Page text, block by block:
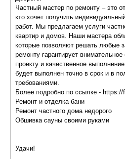
Частный мастер по ремонту – это
кто хочет получить
работ. Мы предлагаем услуги
квартир и домов. Наши мастера
которые позволяют решать любые
ремонту гарантирует
проекту и качественное
будет выполнен точно в срок и в
требованиями.
Более подробно по ссылке - https://
Ремонт и отделка бани
Ремонт частного дома недорого
Обшивка сауны своими руками
Удачи!